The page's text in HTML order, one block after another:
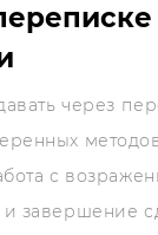
через
с
завершение